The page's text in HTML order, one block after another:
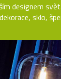
designem
dekorace, sklo,